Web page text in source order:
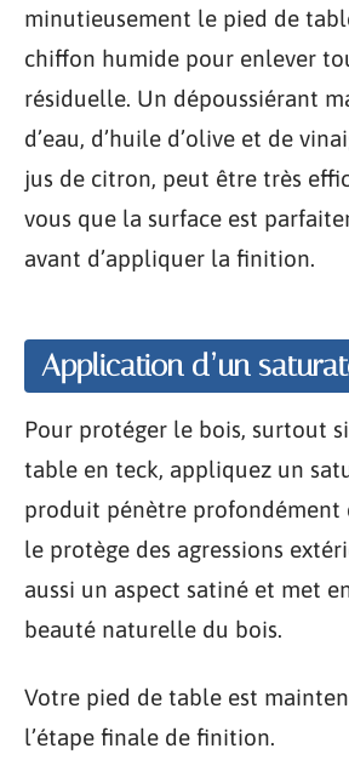
minutieusement le pied de
chiffon humide pour enlever
résiduelle. Un dépoussiérant
d’eau, d’huile d’olive et de
jus de citron, peut être très
vous que la surface est
avant d’appliquer la finition.
Application d’un
Pour protéger le bois, surtout
table en teck, appliquez un
produit pénètre profondément
le protège des agressions
aussi un aspect satiné et met
beauté naturelle du bois.
Votre pied de table est
l’étape finale de finition.